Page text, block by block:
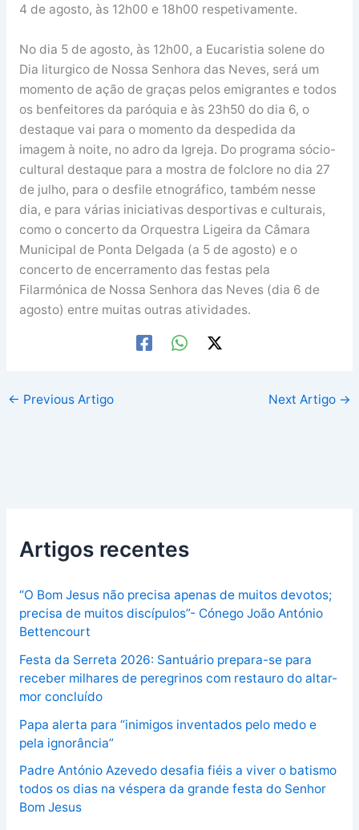
4 de agosto, às 12h00 e 18h00 respetivamente.
No dia 5 de agosto, às 12h00, a Eucaristia solene do
Dia liturgico de Nossa Senhora das Neves, será um
momento de ação de graças pelos emigrantes e todos
os benfeitores da paróquia e às 23h50 do dia 6, o
destaque vai para o momento da despedida da
imagem à noite, no adro da Igreja. Do programa sócio-
cultural destaque para a mostra de folclore no dia 27
de julho, para o desfile etnográfico, também nesse
dia, e para várias iniciativas desportivas e culturais,
como o concerto da Orquestra Ligeira da Câmara
Municipal de Ponta Delgada (a 5 de agosto) e o
concerto de encerramento das festas pela
Filarmónica de Nossa Senhora das Neves (dia 6 de
agosto) entre muitas outras atividades.
← Previous Artigo Next Artigo →
Artigos recentes
“O Bom Jesus não precisa apenas de muitos devotos;
precisa de muitos discípulos”- Cónego João António
Bettencourt
Festa da Serreta 2026: Santuário prepara-se para
receber milhares de peregrinos com restauro do altar-
mor concluído
Papa alerta para “inimigos inventados pelo medo e
pela ignorância”
Padre António Azevedo desafia fiéis a viver o batismo
todos os dias na véspera da grande festa do Senhor
Bom Jesus